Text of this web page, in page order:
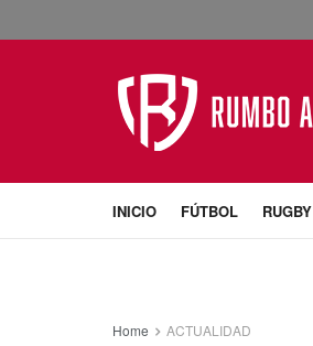
INICIO FÚTBOL RUGBY
Home ACTUALIDAD